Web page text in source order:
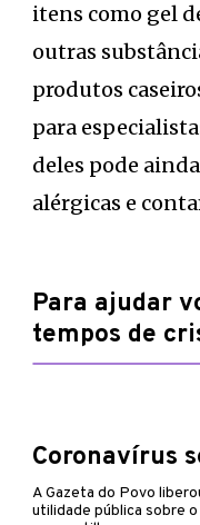
itens como gel
outras
produtos
para
deles pode
alérgicas e
Para ajudar
tempos de
Coronavírus
A Gazeta do Povo
utilidade pública sobre